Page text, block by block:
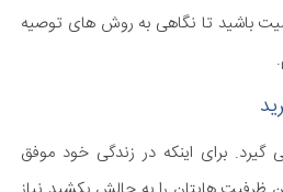
باشید تا نگاهی به روش های توصیه
برای اینکه در زندگی خود موفق